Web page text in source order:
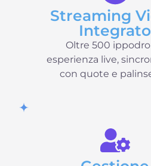
Streaming
Integrato
Oltre 500
esperienza live,
con quote e